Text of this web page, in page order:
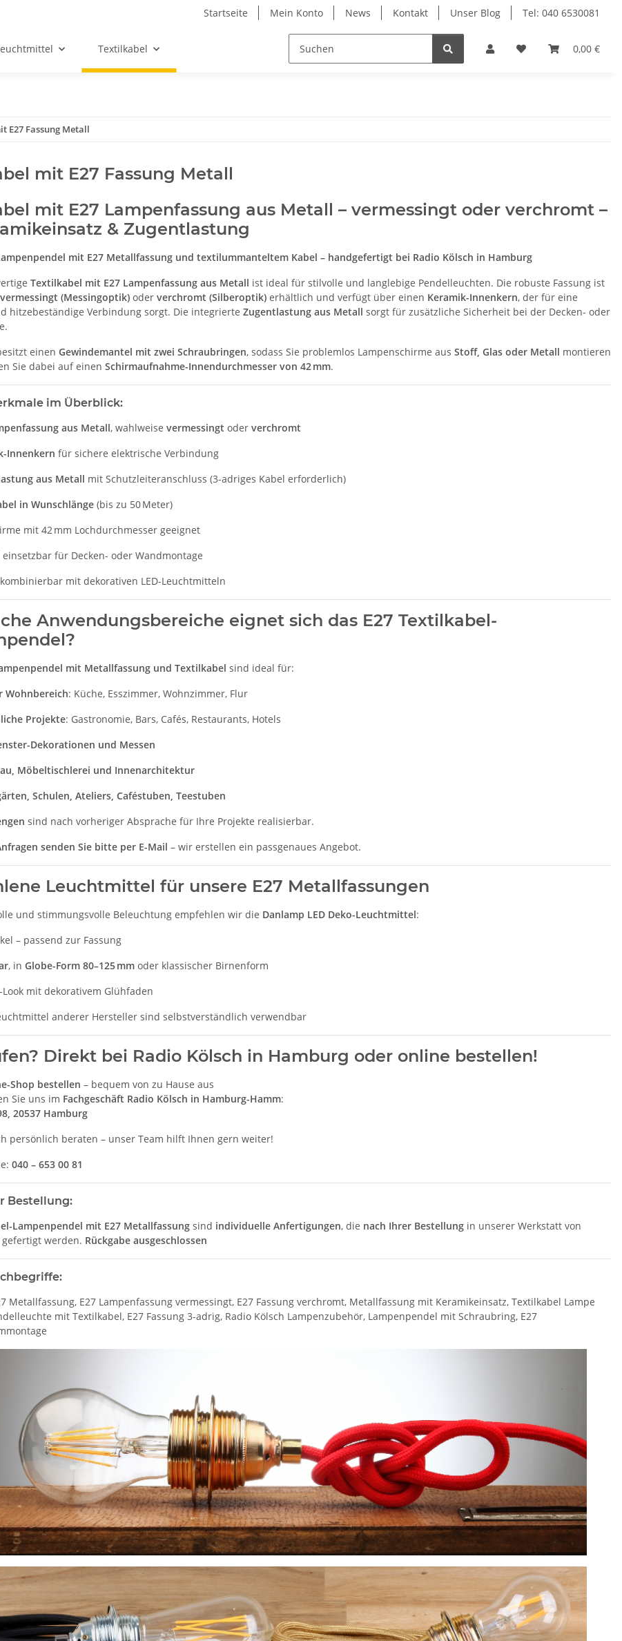
Startseite Mein Konto News Kontakt Unser Blog Tel: 040 6530081
0,00 €
Textilkabel
E27 Fassung Metall
mit E27 Fassung Metall
mit E27 Lampenfassung aus Metall – vermessingt oder verchromt –
& Zugentlastung
mit E27 Metallfassung und textilummanteltem Kabel – handgefertigt bei Radio Kölsch in Hamburg
Textilkabel mit E27 Lampenfassung aus Metall ist ideal für stilvolle und langlebige Pendelleuchten. Die robuste Fassung ist
vermessingt (Messingoptik) oder verchromt (Silberoptik) erhältlich und verfügt über einen Keramik-Innenkern, der für eine
hitzebeständige Verbindung sorgt. Die integrierte Zugentlastung aus Metall sorgt für zusätzliche Sicherheit bei der Decken- oder
einen Gewindemantel mit zwei Schraubringen, sodass Sie problemlos Lampenschirme aus Stoff, Glas oder Metall montieren
Sie dabei auf einen Schirmaufnahme-Innendurchmesser von 42 mm.
im Überblick:
aus Metall, wahlweise vermessingt oder verchromt
Innenkern für sichere elektrische Verbindung
aus Metall mit Schutzleiteranschluss (3-adriges Kabel erforderlich)
in Wunschlänge (bis zu 50 Meter)
mit 42 mm Lochdurchmesser geeignet
einsetzbar für Decken- oder Wandmontage
mit dekorativen LED-Leuchtmitteln
Anwendungsbereiche eignet sich das E27 Textilkabel-
mit Metallfassung und Textilkabel sind ideal für:
Wohnbereich: Küche, Esszimmer, Wohnzimmer, Flur
Projekte: Gastronomie, Bars, Cafés, Restaurants, Hotels
Dekorationen und Messen
Möbeltischlerei und Innenarchitektur
Schulen, Ateliers, Caféstuben, Teestuben
sind nach vorheriger Absprache für Ihre Projekte realisierbar.
senden Sie bitte per E-Mail – wir erstellen ein passgenaues Angebot.
Leuchtmittel für unsere E27 Metallfassungen
und stimmungsvolle Beleuchtung empfehlen wir die Danlamp LED Deko-Leuchtmittel:
– passend zur Fassung
, in Globe-Form 80–125 mm oder klassischer Birnenform
Look mit dekorativem Glühfaden
anderer Hersteller sind selbstverständlich verwendbar
Direkt bei Radio Kölsch in Hamburg oder online bestellen!
Shop bestellen – bequem von zu Hause aus
Sie uns im Fachgeschäft Radio Kölsch in Hamburg-Hamm:
20537 Hamburg
persönlich beraten – unser Team hilft Ihnen gern weiter!
040 – 653 00 81
Bestellung:
Lampenpendel mit E27 Metallfassung sind individuelle Anfertigungen, die nach Ihrer Bestellung in unserer Werkstatt von
gefertigt werden. Rückgabe ausgeschlossen
Metallfassung, E27 Lampenfassung vermessingt, E27 Fassung verchromt, Metallfassung mit Keramikeinsatz, Textilkabel Lampe
mit Textilkabel, E27 Fassung 3-adrig, Radio Kölsch Lampenzubehör, Lampenpendel mit Schraubring, E27